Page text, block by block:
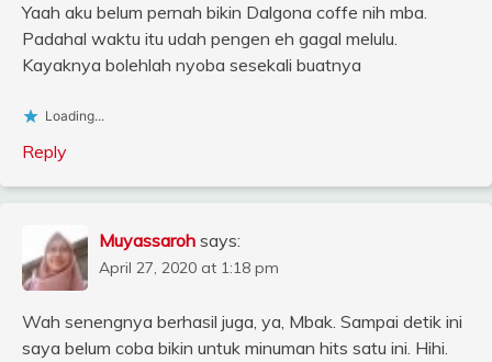
Yaah aku belum pernah bikin Dalgona coffe nih mba.
Padahal waktu itu udah pengen eh gagal melulu.
Kayaknya bolehlah nyoba sesekali buatnya
Loading...
Reply
Muyassaroh says:
April 27, 2020 at 1:18 pm
Wah senengnya berhasil juga, ya, Mbak. Sampai detik ini
saya belum coba bikin untuk minuman hits satu ini. Hihi.